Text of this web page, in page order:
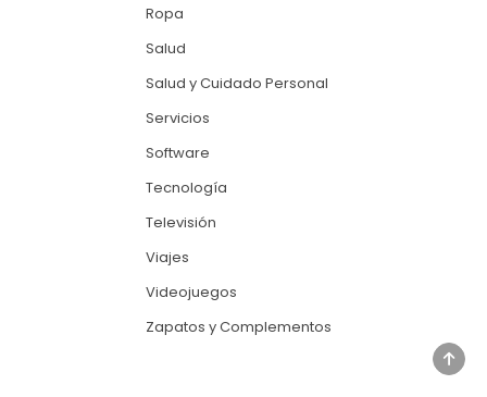
Ropa
Salud
Salud y Cuidado Personal
Servicios
Software
Tecnología
Televisión
Viajes
Videojuegos
Zapatos y Complementos
TO